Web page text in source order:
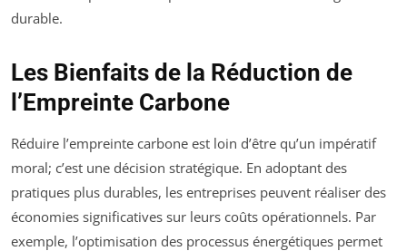
durable.
Les Bienfaits de la Réduction de
l’Empreinte Carbone
Réduire l’empreinte carbone est loin d’être qu’un impératif
moral; c’est une décision stratégique. En adoptant des
pratiques plus durables, les entreprises peuvent réaliser des
économies significatives sur leurs coûts opérationnels. Par
exemple, l’optimisation des processus énergétiques permet